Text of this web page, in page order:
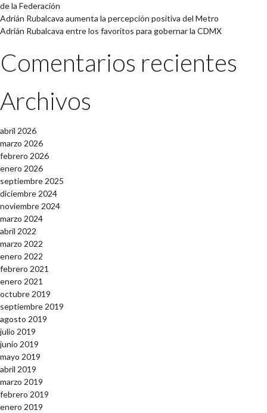
de la Federación
Adrián Rubalcava aumenta la percepción positiva del Metro
Adrián Rubalcava entre los favoritos para gobernar la CDMX
Comentarios recientes
Archivos
abril 2026
marzo 2026
febrero 2026
enero 2026
septiembre 2025
diciembre 2024
noviembre 2024
marzo 2024
abril 2022
marzo 2022
enero 2022
febrero 2021
enero 2021
octubre 2019
septiembre 2019
agosto 2019
julio 2019
junio 2019
mayo 2019
abril 2019
marzo 2019
febrero 2019
enero 2019